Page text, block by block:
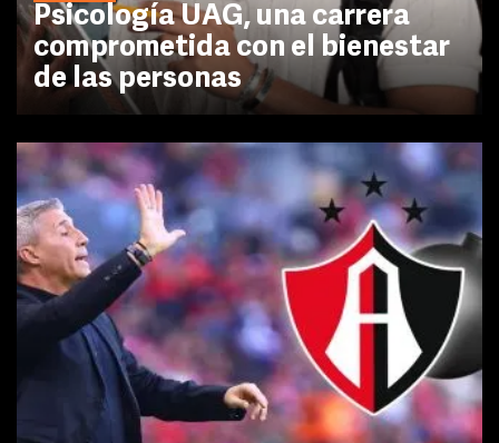
Psicología UAG, una carrera
comprometida con el bienestar
de las personas